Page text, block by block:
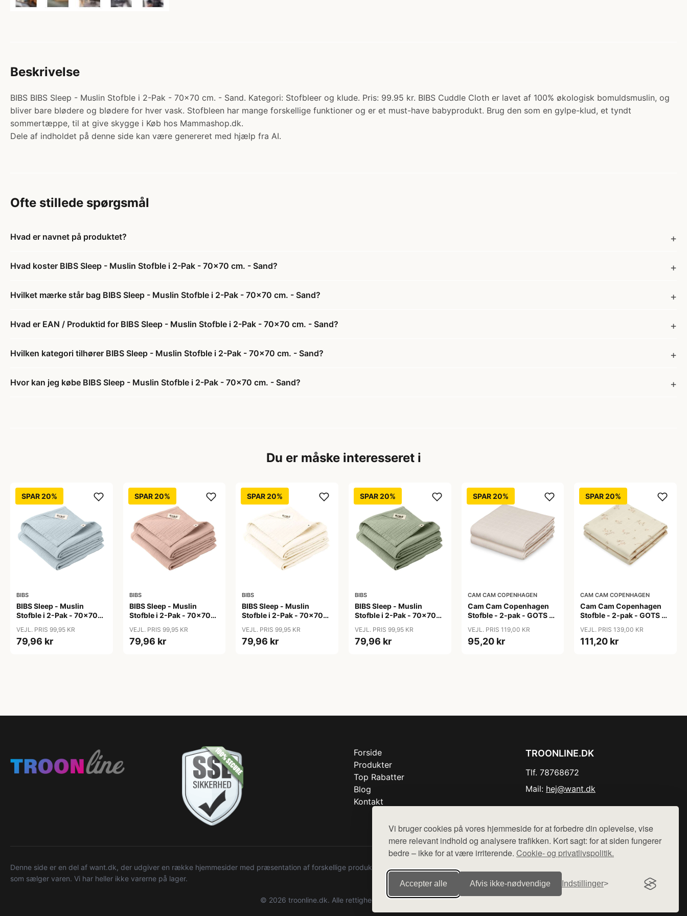
Vi bruger cookies på vores hjemmeside for at forbedre din oplevelse, vise
mere relevant indhold og analysere trafikken. Kort sagt: for at siden fungerer
bedre – ikke for at være irriterende. Cookie- og privatlivspolitik.
Accepter alle Afvis ikke‑nødvendige Indstillinger
Beskrivelse
BIBS BIBS Sleep - Muslin Stofble i 2-Pak - 70x70 cm. - Sand. Kategori: Stofbleer og klude. Pris: 99.95 kr. BIBS Cuddle Cloth er lavet af 100% økologisk bomuldsmuslin, og
bliver bare blødere og blødere for hver vask. Stofbleen har mange forskellige funktioner og er et must-have babyprodukt. Brug den som en gylpe-klud, et tyndt
sommertæppe, til at give skygge i Køb hos Mammashop.dk.
Dele af indholdet på denne side kan være genereret med hjælp fra AI.
Ofte stillede spørgsmål
Hvad er navnet på produktet?
Hvad koster BIBS Sleep - Muslin Stofble i 2-Pak - 70x70 cm. - Sand?
Hvilket mærke står bag BIBS Sleep - Muslin Stofble i 2-Pak - 70x70 cm. - Sand?
Hvad er EAN / Produktid for BIBS Sleep - Muslin Stofble i 2-Pak - 70x70 cm. - Sand?
Hvilken kategori tilhører BIBS Sleep - Muslin Stofble i 2-Pak - 70x70 cm. - Sand?
Hvor kan jeg købe BIBS Sleep - Muslin Stofble i 2-Pak - 70x70 cm. - Sand?
Du er måske interesseret i
SPAR 20%
BIBS
BIBS Sleep - Muslin
Stofble i 2-Pak - 70x70
VEJL. PRIS 99,95 KR
79,96 kr
SPAR 20%
BIBS
BIBS Sleep - Muslin
Stofble i 2-Pak - 70x70
VEJL. PRIS 99,95 KR
79,96 kr
SPAR 20%
BIBS
BIBS Sleep - Muslin
Stofble i 2-Pak - 70x70
VEJL. PRIS 99,95 KR
79,96 kr
SPAR 20%
BIBS
BIBS Sleep - Muslin
Stofble i 2-Pak - 70x70
VEJL. PRIS 99,95 KR
79,96 kr
SPAR 20%
CAM CAM COPENHAGEN
Cam Cam Copenhagen
Stofble - 2-pak - GOTS -
VEJL. PRIS 119,00 KR
95,20 kr
SPAR 20%
CAM CAM COPENHAGEN
Cam Cam Copenhagen
Stofble - 2-pak - GOTS -
VEJL. PRIS 139,00 KR
111,20 kr
Forside
Produkter
Top Rabatter
Blog
Kontakt
TROONLINE.DK
Tlf. 78768672
Mail: hej@want.dk
Denne side er en del af want.dk, der udgiver en række hjemmesider med præsentation af forskellige produkter fra diverse webshops. Der sælges ikke varer fra denne side - vi henviser til de shops,
som sælger varen. Vi har heller ikke varerne på lager.
© 2026 troonline.dk. Alle rettigheder forbeholdes.